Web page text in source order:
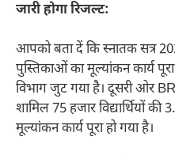
जारी होगा रिजल्ट:
आपको बता दें कि स्नातक सत्र
पुस्तिकाओं का मूल्यांकन कार्य
विभाग जुट गया है। दूसरी ओर
शामिल 75 हजार विद्यार्थियों
मूल्यांकन कार्य पूरा हो गया है।